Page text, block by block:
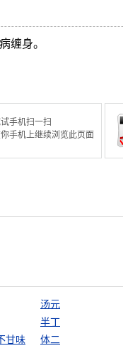
缠身。
手机扫一扫
手机上继续浏览此页面
汤元
半丁
甘味 体二